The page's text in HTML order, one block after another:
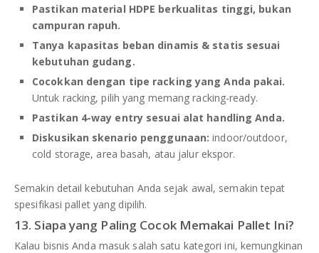
Pastikan material HDPE berkualitas tinggi, bukan
campuran rapuh.
Tanya kapasitas beban dinamis & statis sesuai
kebutuhan gudang.
Cocokkan dengan tipe racking yang Anda pakai.
Untuk racking, pilih yang memang racking-ready.
Pastikan 4-way entry sesuai alat handling Anda.
Diskusikan skenario penggunaan: indoor/outdoor,
cold storage, area basah, atau jalur ekspor.
Semakin detail kebutuhan Anda sejak awal, semakin tepat
spesifikasi pallet yang dipilih.
13. Siapa yang Paling Cocok Memakai Pallet Ini?
Kalau bisnis Anda masuk salah satu kategori ini, kemungkinan